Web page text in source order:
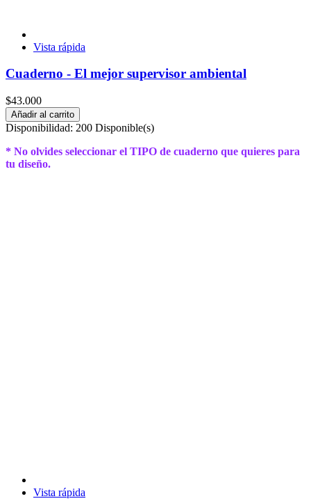
Vista rápida
Cuaderno - El mejor supervisor ambiental
$43.000
Añadir al carrito
Disponibilidad: 200 Disponible(s)
* No olvides seleccionar el TIPO de cuaderno que quieres para
tu diseño.
Vista rápida